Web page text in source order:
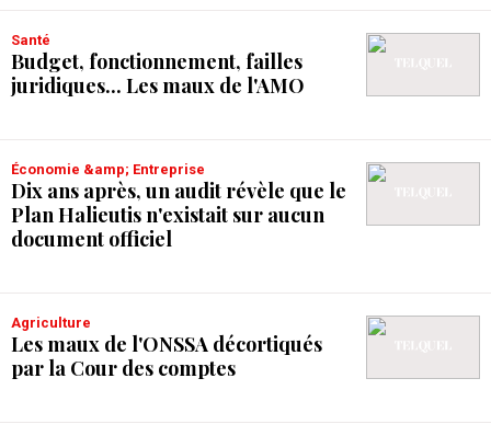
Santé
Budget, fonctionnement, failles
juridiques... Les maux de l'AMO
Économie &amp; Entreprise
Dix ans après, un audit révèle que le
Plan Halieutis n'existait sur aucun
document officiel
Agriculture
Les maux de l'ONSSA décortiqués
par la Cour des comptes